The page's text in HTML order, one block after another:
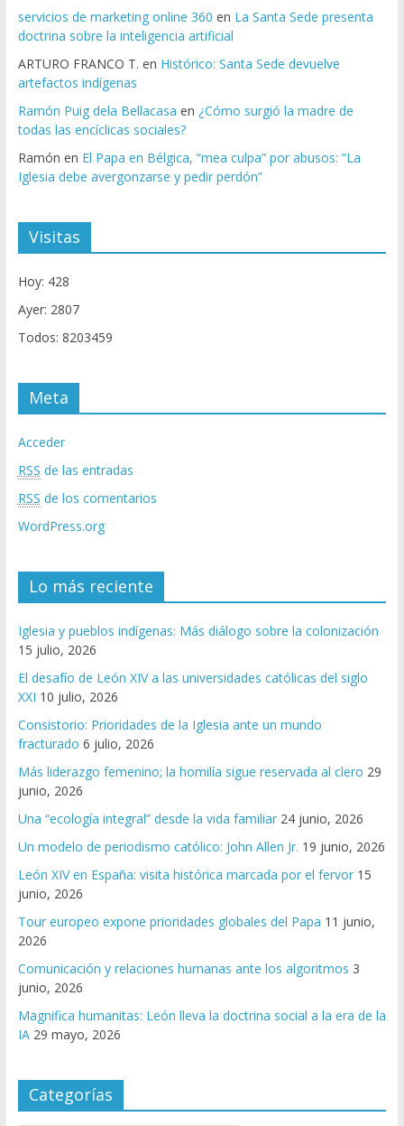
servicios de marketing online 360 en La Santa Sede presenta
doctrina sobre la inteligencia artificial
ARTURO FRANCO T. en Histórico: Santa Sede devuelve
artefactos indígenas
Ramón Puig dela Bellacasa en ¿Cómo surgió la madre de
todas las encíclicas sociales?
Ramón en El Papa en Bélgica, “mea culpa” por abusos: “La
Iglesia debe avergonzarse y pedir perdón”
Visitas
Hoy: 428
Ayer: 2807
Todos: 8203459
Meta
Acceder
RSS de las entradas
RSS de los comentarios
WordPress.org
Lo más reciente
Iglesia y pueblos indígenas: Más diálogo sobre la colonización
15 julio, 2026
El desafío de León XIV a las universidades católicas del siglo
XXI 10 julio, 2026
Consistorio: Prioridades de la Iglesia ante un mundo
fracturado 6 julio, 2026
Más liderazgo femenino; la homilía sigue reservada al clero 29
junio, 2026
Una “ecología integral” desde la vida familiar 24 junio, 2026
Un modelo de periodismo católico: John Allen Jr. 19 junio, 2026
León XIV en España: visita histórica marcada por el fervor 15
junio, 2026
Tour europeo expone prioridades globales del Papa 11 junio,
2026
Comunicación y relaciones humanas ante los algoritmos 3
junio, 2026
Magnifica humanitas: León lleva la doctrina social a la era de la
IA 29 mayo, 2026
Categorías